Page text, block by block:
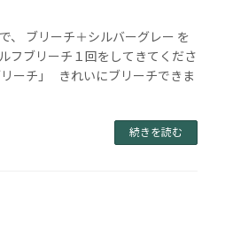
、 ブリーチ＋シルバーグレー を
フブリーチ１回をしてきてくださ
ーチ」 きれいにブリーチできま
続きを読む